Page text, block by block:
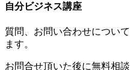
自分ビジネス講座
質問、お問い合わせについ
ます。
お問合せ頂いた後に無料相